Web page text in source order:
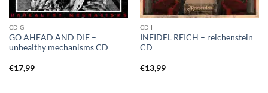
CD G
GO AHEAD AND DIE –
unhealthy mechanisms CD
€17,99
CD I
INFIDEL REICH – reichenstein
CD
€13,99